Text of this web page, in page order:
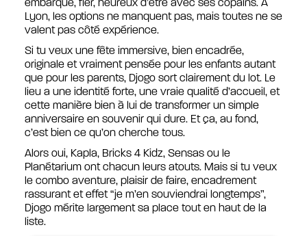
embarqué, fier, heureux d’être avec ses copains. À
Lyon, les options ne manquent pas, mais toutes ne se
valent pas côté expérience.
Si tu veux une fête immersive, bien encadrée,
originale et vraiment pensée pour les enfants autant
que pour les parents, Djogo sort clairement du lot. Le
lieu a une identité forte, une vraie qualité d’accueil, et
cette manière bien à lui de transformer un simple
anniversaire en souvenir qui dure. Et ça, au fond,
c’est bien ce qu’on cherche tous.
Alors oui, Kapla, Bricks 4 Kidz, Sensas ou le
Planétarium ont chacun leurs atouts. Mais si tu veux
le combo aventure, plaisir de faire, encadrement
rassurant et effet “je m’en souviendrai longtemps”,
Djogo mérite largement sa place tout en haut de la
liste.